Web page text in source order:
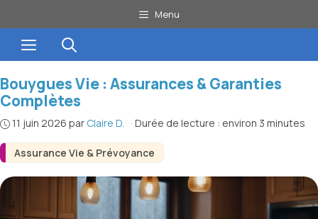
au
contenu
Menu
Menu
Assurance Vie & Prévoyance
Bouygues Vie : Assurances & Garanties
Complètes
11 juin 2026 par Claire D. · Durée de lecture : environ 3 minutes